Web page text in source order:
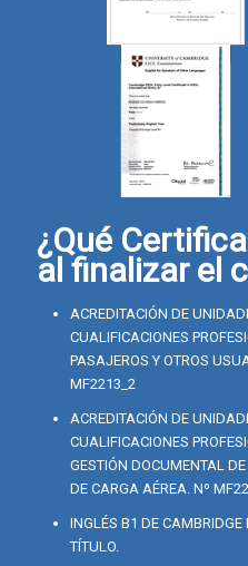
¿Qué
al finalizar el
ACREDITACIÓN DE
CUALIFICACIONES
PASAJEROS Y OTROS
MF2213_2
ACREDITACIÓN DE
CUALIFICACIONES
GESTIÓN DOCUMENTAL
DE CARGA AÉREA. Nº
INGLÉS B1 DE
TÍTULO.